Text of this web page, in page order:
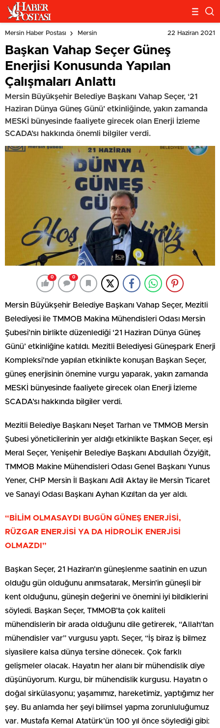
Mersin Haber Postası Mersin 22 Haziran 2021
Başkan Vahap Seçer Güneş
Enerjisi Konusunda Yapılan
Çalışmaları Anlattı
Mersin Büyükşehir Belediye Başkanı Vahap Seçer, ‘21
Haziran Dünya Güneş Günü’ etkinliğinde, yakın zamanda
MESKİ bünyesinde faaliyete girecek olan Enerji İzleme
SCADA’sı hakkında önemli bilgiler verdi.
0 0
Mersin Büyükşehir Belediye Başkanı Vahap Seçer, Mezitli
Belediyesi ile TMMOB Makina Mühendisleri Odası Mersin
Şubesi’nin birlikte düzenlediği ‘21 Haziran Dünya Güneş
Günü’ etkinliğine katıldı. Mezitli Belediyesi Güneşpark Enerji
Kompleksi’nde yapılan etkinlikte konuşan Başkan Seçer,
güneş enerjisinin önemine vurgu yaparak, yakın zamanda
MESKİ bünyesinde faaliyete girecek olan Enerji İzleme
SCADA’sı hakkında bilgiler verdi.
Mezitli Belediye Başkanı Neşet Tarhan ve TMMOB Mersin
Şubesi yöneticilerinin yer aldığı etkinlikte Başkan Seçer, eşi
Meral Seçer, Yenişehir Belediye Başkanı Abdullah Özyiğit,
TMMOB Makine Mühendisleri Odası Genel Başkanı Yunus
Yener, CHP Mersin İl Başkanı Adil Aktay ile Mersin Ticaret
ve Sanayi Odası Başkanı Ayhan Kızıltan da yer aldı.
“BİLİM OLMASAYDI BUGÜN GÜNEŞ ENERJİSİ,
RÜZGAR ENERJİSİ YA DA HİDROLİK ENERJİSİ
OLMAZDI”
Başkan Seçer, 21 Haziran’ın güneşlenme saatinin en uzun
olduğu gün olduğunu anımsatarak, Mersin’in güneşli bir
kent olduğunu, güneşin değerini ve önemini iyi bildiklerini
söyledi. Başkan Seçer, TMMOB’ta çok kaliteli
mühendislerin bir arada olduğunu dile getirerek, “Allah’tan
mühendisler var” vurgusu yaptı. Seçer, “İş biraz iş bilmez
siyasilere kalsa dünya tersine dönecek. Çok farklı
gelişmeler olacak. Hayatın her alanı bir mühendislik diye
düşünüyorum. Kurgu, bir mühendislik kurgusu. Hayatın o
doğal sirkülasyonu; yaşamımız, hareketimiz, yaptığımız her
şey. Bu anlamda her şeyi bilimsel yapma zorunluluğumuz
var. Mustafa Kemal Atatürk’ün 100 yıl önce söylediği gibi: